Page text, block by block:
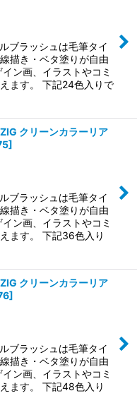
ブラッシュは毛筆タイ
描き・ベタ塗りが自由
ン画、イラストやコミ
ます。 下記24色入りで
クリーンカラーリア
]
ブラッシュは毛筆タイ
描き・ベタ塗りが自由
ン画、イラストやコミ
ます。 下記36色入り
クリーンカラーリア
]
ブラッシュは毛筆タイ
描き・ベタ塗りが自由
ン画、イラストやコミ
ます。 下記48色入り